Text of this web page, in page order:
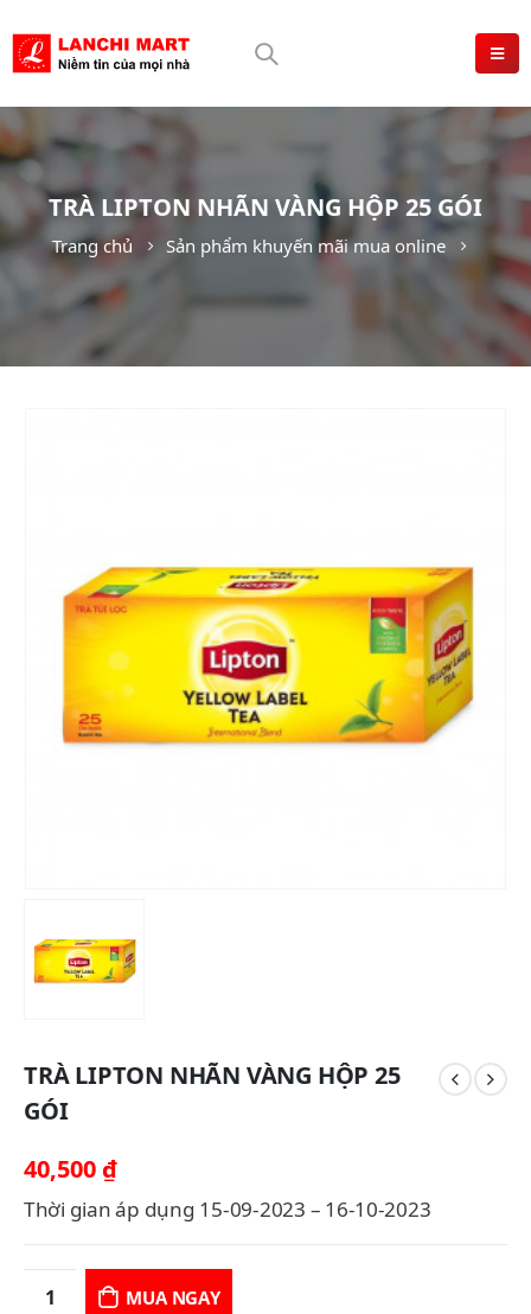
TRÀ LIPTON NHÃN VÀNG HỘP 25 GÓI
Trang chủ Sản phẩm khuyến mãi mua online
TRÀ LIPTON NHÃN VÀNG HỘP 25
GÓI
40,500 ₫
Thời gian áp dụng 15-09-2023 – 16-10-2023
MUA NGAY